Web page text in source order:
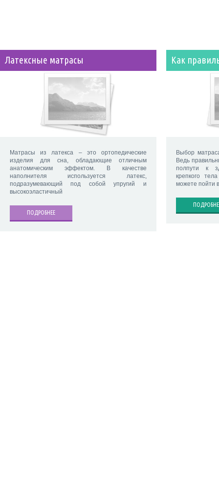
Латексные матрасы
Матрасы из латекса – это ортопедические
изделия для сна, обладающие отличным
анатомическим эффектом. В качестве
наполнителя используется латекс,
подразумевающий под собой упругий и
высокоэластичный
ПОДРОБНЕЕ
Как
Выбор
Ведь
полпути к
крепкого
можете пойти